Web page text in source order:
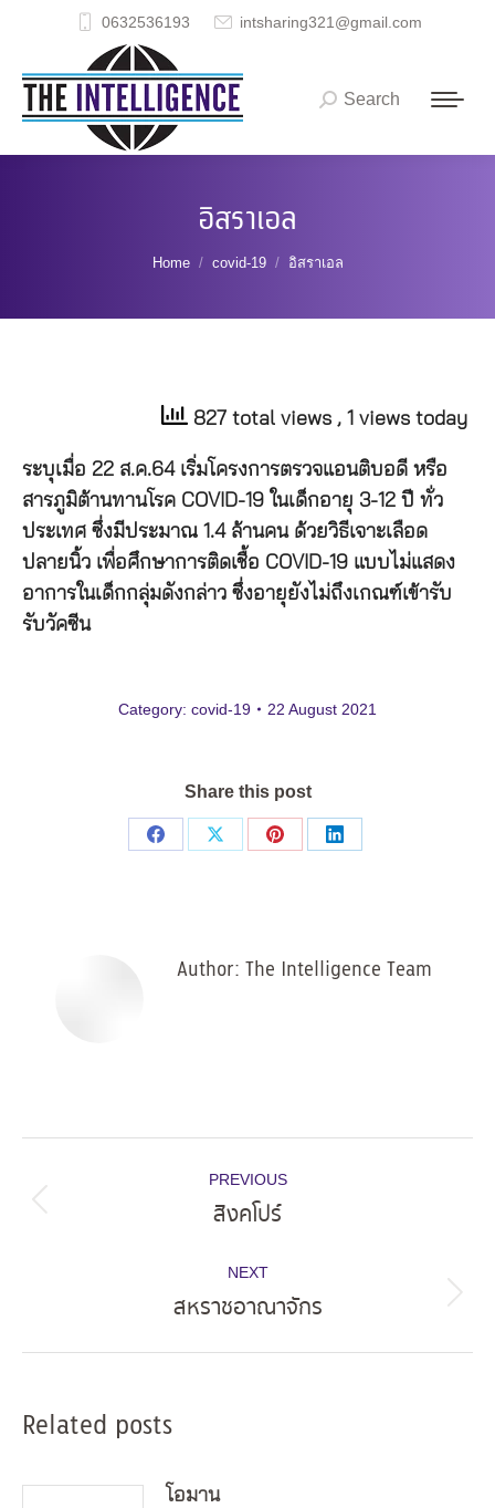
0632536193 intsharing321@gmail.com
Search:
Search
อิสราเอล
You are here:
Home covid-19 อิสราเอล
827 total views , 1 views today
ระบุเมื่อ 22 ส.ค.64 เริ่มโครงการตรวจแอนติบอดี หรือ
สารภูมิต้านทานโรค COVID-19 ในเด็กอายุ 3-12 ปี ทั่ว
ประเทศ ซึ่งมีประมาณ 1.4 ล้านคน ด้วยวิธีเจาะเลือด
ปลายนิ้ว เพื่อศึกษาการติดเชื้อ COVID-19 แบบไม่แสดง
อาการในเด็กกลุ่มดังกล่าว ซึ่งอายุยังไม่ถึงเกณฑ์เข้ารับ
รับวัคซีน
Category: covid-19 22 August 2021
Share this post
Share
Share
Share
Share
Author: The Intelligence Team
navigation
PREVIOUS
Previous
สิงคโปร์
NEXT
Next
สหราชอาณาจักร
Related posts
โอมาน